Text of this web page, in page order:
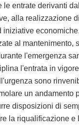
le entrate derivanti
alla realizzazione
iniziative
al
l'emergenza
l'entrata in
sono
un
disposizioni di
la riqualificazione